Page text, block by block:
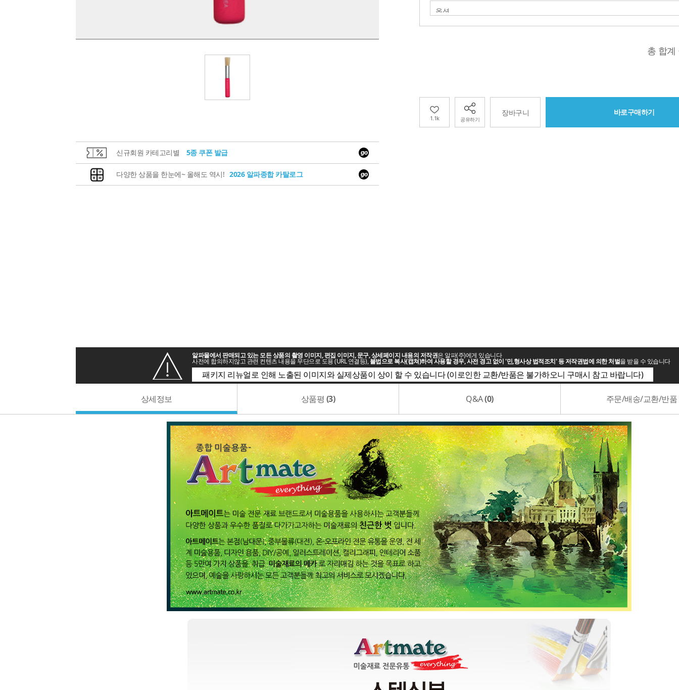
신규회원 카테고리별 5종 쿠폰 발급
다양한 상품을 한눈에~ 올해도 역시! 2026 알파종합 카탈로그
총 합계
1.1k 공유하기
장바구니 바로구매하기
알파몰에서 판매되고 있는 모든 상품의 촬영 이미지, 편집 이미지, 문구, 상세페이지 내용의 저작권은 알파(주)에게 있습니다
사전에 합의하지않고 관련 컨텐츠 내용을 무단으로 도용 (URL 연결등),불법으로 복사(캡쳐)하여 사용할 경우, 사전 경고 없이 '민,형사상 법적조치' 등 저작권법에 의한 처벌을 받을 수 있습니다
패키지 리뉴얼로 인해 노출된 이미지와 실제상품이 상이 할 수 있습니다 (이로인한 교환/반품은 불가하오니 구매시 참고 바랍니다)
상세정보 상품평 (3) Q&A(0) 주문/배송/교환/반품